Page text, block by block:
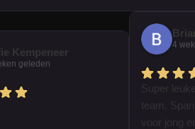
Kempeneer
geleden
4
Super
team.
voor jong